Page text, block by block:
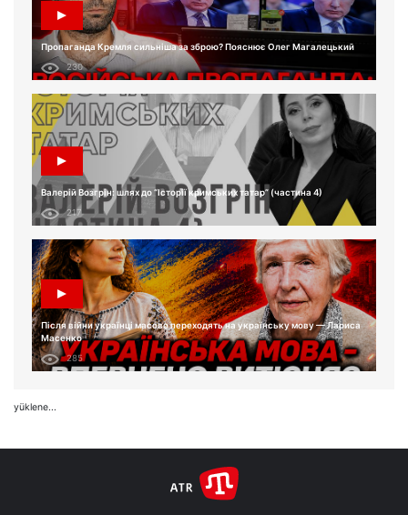
Пропаганда Кремля сильніша за зброю? Пояснює Олег Магалецький
230
Валерій Возгрін: шлях до “Історії кримських татар” (частина 4)
217
Після війни українці масово переходять на українську мову — Лариса
Масенко
285
yüklene...